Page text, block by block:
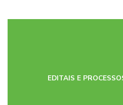
EDITAIS E